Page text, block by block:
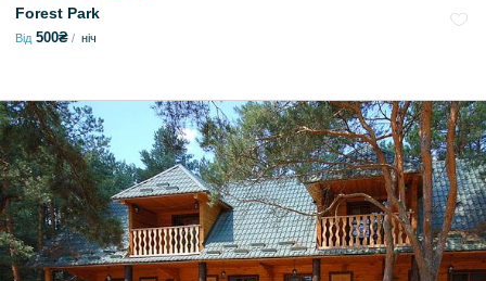
Forest Park
Від 500₴ ніч